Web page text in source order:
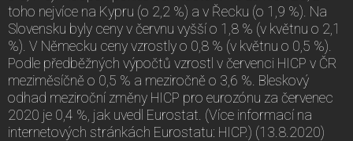
toho nejvíce na Kypru (o 2,2 %) a v Řecku (o 1,9 %). Na
Slovensku byly ceny v červnu vyšší o 1,8 % (v květnu o 2,1
%). V Německu ceny vzrostly o 0,8 % (v květnu o 0,5 %).
Podle předběžných výpočtů vzrostl v červenci HICP v ČR
meziměsíčně o 0,5 % a meziročně o 3,6 %. Bleskový
odhad meziroční změny HICP pro eurozónu za červenec
2020 je 0,4 %, jak uvedl Eurostat. (Více informací na
internetových stránkách Eurostatu: HICP.) (13.8.2020)